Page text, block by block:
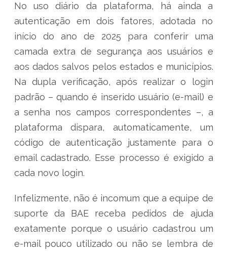
No uso diário da plataforma, há ainda a
autenticação em dois fatores, adotada no
início do ano de 2025 para conferir uma
camada extra de segurança aos usuários e
aos dados salvos pelos estados e municípios.
Na dupla verificação, após realizar o login
padrão – quando é inserido usuário (e-mail) e
a senha nos campos correspondentes –, a
plataforma dispara, automaticamente, um
código de autenticação justamente para o
email cadastrado. Esse processo é exigido a
cada novo login.
Infelizmente, não é incomum que a equipe de
suporte da BAE receba pedidos de ajuda
exatamente porque o usuário cadastrou um
e-mail pouco utilizado ou não se lembra de